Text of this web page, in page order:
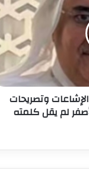
وتصريحات
لم يقل كلمته